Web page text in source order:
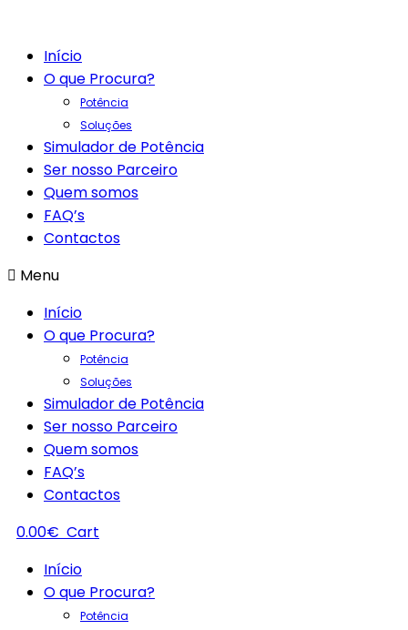
Início
O que Procura?
Potência
Soluções
Simulador de Potência
Ser nosso Parceiro
Quem somos
FAQ’s
Contactos
Menu
Início
O que Procura?
Potência
Soluções
Simulador de Potência
Ser nosso Parceiro
Quem somos
FAQ’s
Contactos
0.00€ Cart
Início
O que Procura?
Potência